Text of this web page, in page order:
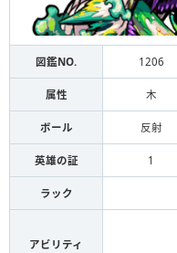
図鑑NO. 1206
属性 木
ボール 反射
英雄の証 1
ラック
アビリティ